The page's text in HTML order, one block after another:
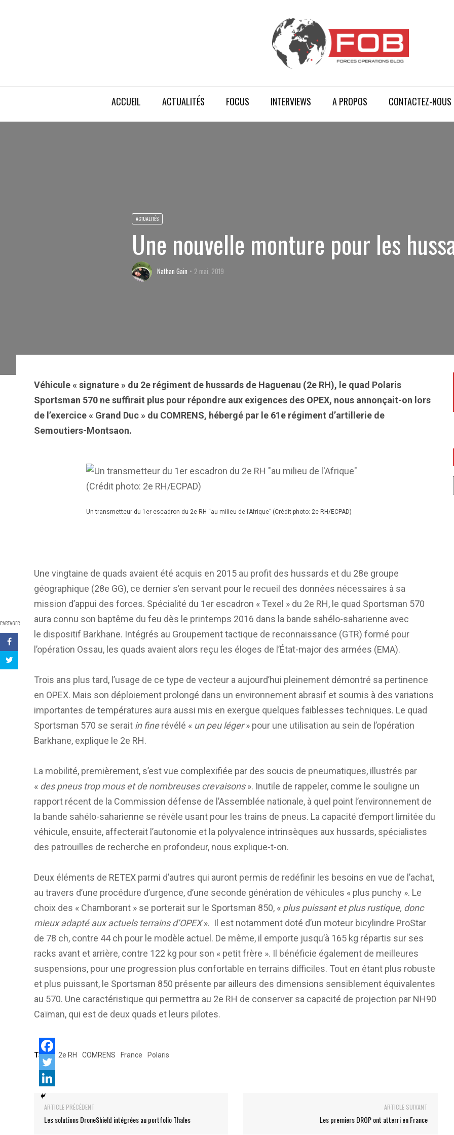
ACCUEIL ACTUALITÉS FOCUS INTERVIEWS A PROPOS CONTACTEZ-NOUS
ACTUALITÉS
Une nouvelle monture pour les
Nathan Gain 2 mai, 2019
PARTAGER
Véhicule « signature » du 2e régiment de hussards de Haguenau (2e RH), le quad Polaris
Sportsman 570 ne suffirait plus pour répondre aux exigences des OPEX, nous annonçait-on lors
de l’exercice « Grand Duc » du COMRENS, hébergé par le 61e régiment d’artillerie de
Semoutiers-Montsaon.
Un transmetteur du 1er escadron du 2e RH “au milieu de l’Afrique” (Crédit photo: 2e RH/ECPAD)
Une vingtaine de quads avaient été acquis en 2015 au profit des hussards et du 28e groupe
géographique (28e GG), ce dernier s’en servant pour le recueil des données nécessaires à sa
mission d’appui des forces. Spécialité du 1er escadron « Texel » du 2e RH, le quad Sportsman 570
aura connu son baptême du feu dès le printemps 2016 dans la bande sahélo-saharienne avec
le dispositif Barkhane. Intégrés au Groupement tactique de reconnaissance (GTR) formé pour
l’opération Ossau, les quads avaient alors reçu les éloges de l’État-major des armées (EMA).
Trois ans plus tard, l’usage de ce type de vecteur a aujourd’hui pleinement démontré sa pertinence
en OPEX. Mais son déploiement prolongé dans un environnement abrasif et soumis à des variations
importantes de températures aura aussi mis en exergue quelques faiblesses techniques. Le quad
Sportsman 570 se serait in finerévélé « un peu léger» pour une utilisation au sein de l’opération
Barkhane, explique le 2e RH.
La mobilité, premièrement, s’est vue complexifiée par des soucis de pneumatiques, illustrés par
« des pneus trop mous et de nombreuses crevaisons». Inutile de rappeler, comme le souligne un
rapport récent de la Commission défense de l’Assemblée nationale, à quel point l’environnement de
la bande sahélo-saharienne se révèle usant pour les trains de pneus. La capacité d’emport limitée du
véhicule, ensuite, affecterait l’autonomie et la polyvalence intrinsèques aux hussards, spécialistes
des patrouilles de recherche en profondeur, nous explique-t-on.
Deux éléments de RETEX parmi d’autres qui auront permis de redéfinir les besoins en vue de l’achat,
au travers d’une procédure d’urgence, d’une seconde génération de véhicules « plus punchy ». Le
choix des « Chamborant » se porterait sur le Sportsman 850, « plus puissant et plus rustique, donc
mieux adapté aux actuels terrains d’OPEX». Il est notamment doté d’un moteur bicylindre ProStar
de 78 ch, contre 44 ch pour le modèle actuel. De même, il emporte jusqu’à 165 kg répartis sur ses
racks avant et arrière, contre 122 kg pour son « petit frère ». Il bénéficie également de meilleures
suspensions, pour une progression plus confortable en terrains difficiles. Tout en étant plus robuste
et plus puissant, le Sportsman 850 présente par ailleurs des dimensions sensiblement équivalentes
au 570. Une caractéristique qui permettra au 2e RH de conserver sa capacité de projection par NH90
Caïman, qui est de deux quads et leurs pilotes.
Tags: 2e RH COMRENS France Polaris
ARTICLE PRÉCÉDENT
Les solutions DroneShield intégrées au portfolio Thales
ARTICLE SUIVANT
Les premiers DROP ont atterri en France